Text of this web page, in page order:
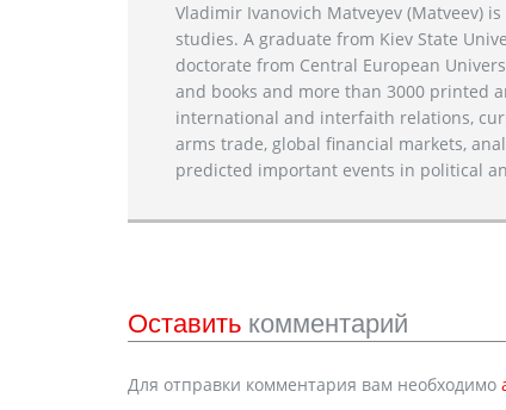
Vladimir Ivanovich Matveyev (Matveev)
studies. A graduate from Kiev State
doctorate from Central European
and books and more than 3000 printed
international and interfaith relations,
arms trade, global financial markets,
predicted important events in political
Оставить комментарий
Для отправки комментария вам необходимо